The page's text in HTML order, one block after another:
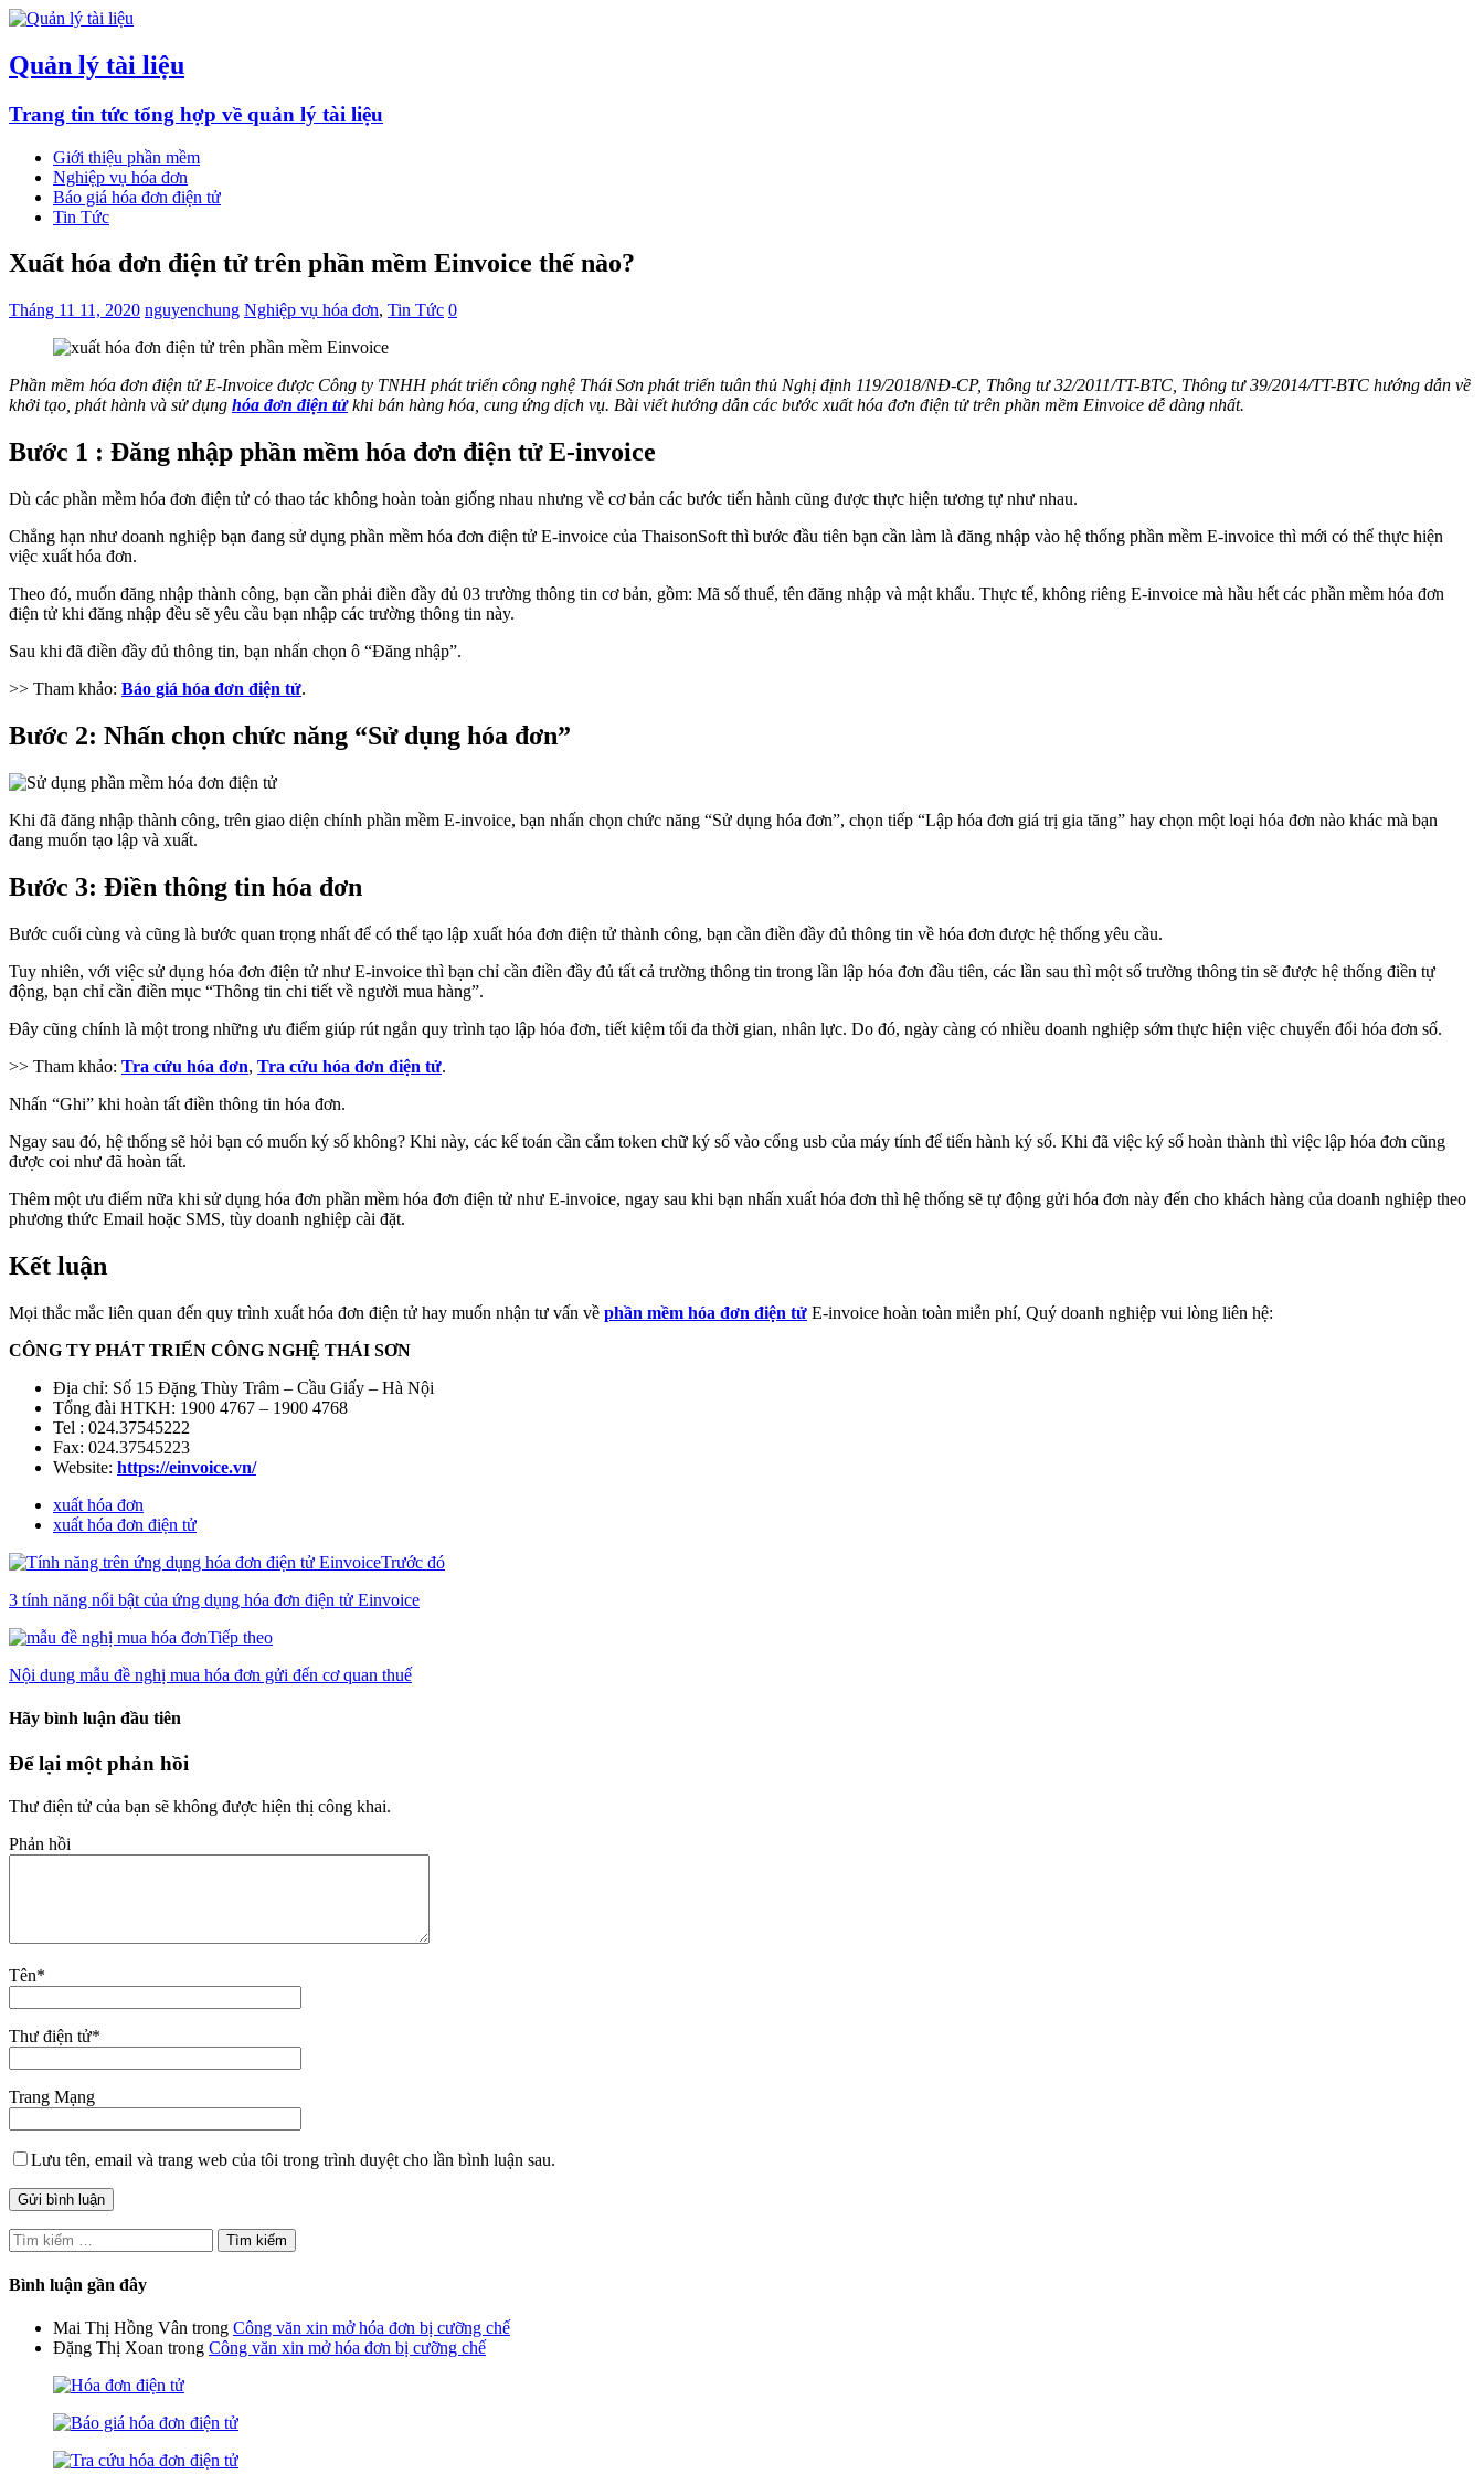
Quản lý tài liệu
Trang tin tức tổng hợp về quản lý tài liệu
Giới thiệu phần mềm
Nghiệp vụ hóa đơn
Báo giá hóa đơn điện tử
Tin Tức
Xuất hóa đơn điện tử trên phần mềm Einvoice thế nào?
Tháng 11 11, 2020 nguyenchung Nghiệp vụ hóa đơn, Tin Tức 0
Phần mềm hóa đơn điện tử E-Invoice được Công ty TNHH phát triển công nghệ Thái Sơn phát triển tuân thủ Nghị định 119/2018/NĐ-CP, Thông tư 32/2011/TT-BTC, Thông tư 39/2014/TT-BTC hướng dẫn về
khởi tạo, phát hành và sử dụng hóa đơn điện tửkhi bán hàng hóa, cung ứng dịch vụ. Bài viết hướng dẫn các bước xuất hóa đơn điện tử trên phần mềm Einvoice dễ dàng nhất.
Bước 1 : Đăng nhập phần mềm hóa đơn điện tử E-invoice
Dù các phần mềm hóa đơn điện tử có thao tác không hoàn toàn giống nhau nhưng về cơ bản các bước tiến hành cũng được thực hiện tương tự như nhau.
Chẳng hạn như doanh nghiệp bạn đang sử dụng phần mềm hóa đơn điện tử E-invoice của ThaisonSoft thì bước đầu tiên bạn cần làm là đăng nhập vào hệ thống phần mềm E-invoice thì mới có thể thực hiện
việc xuất hóa đơn.
Theo đó, muốn đăng nhập thành công, bạn cần phải điền đầy đủ 03 trường thông tin cơ bản, gồm: Mã số thuế, tên đăng nhập và mật khẩu. Thực tế, không riêng E-invoice mà hầu hết các phần mềm hóa đơn
điện tử khi đăng nhập đều sẽ yêu cầu bạn nhập các trường thông tin này.
Sau khi đã điền đầy đủ thông tin, bạn nhấn chọn ô “Đăng nhập”.
>> Tham khảo: Báo giá hóa đơn điện tử.
Bước 2: Nhấn chọn chức năng “Sử dụng hóa đơn”
Khi đã đăng nhập thành công, trên giao diện chính phần mềm E-invoice, bạn nhấn chọn chức năng “Sử dụng hóa đơn”, chọn tiếp “Lập hóa đơn giá trị gia tăng” hay chọn một loại hóa đơn nào khác mà bạn
đang muốn tạo lập và xuất.
Bước 3: Điền thông tin hóa đơn
Bước cuối cùng và cũng là bước quan trọng nhất để có thể tạo lập xuất hóa đơn điện tử thành công, bạn cần điền đầy đủ thông tin về hóa đơn được hệ thống yêu cầu.
Tuy nhiên, với việc sử dụng hóa đơn điện tử như E-invoice thì bạn chỉ cần điền đầy đủ tất cả trường thông tin trong lần lập hóa đơn đầu tiên, các lần sau thì một số trường thông tin sẽ được hệ thống điền tự
động, bạn chỉ cần điền mục “Thông tin chi tiết về người mua hàng”.
Đây cũng chính là một trong những ưu điểm giúp rút ngắn quy trình tạo lập hóa đơn, tiết kiệm tối đa thời gian, nhân lực. Do đó, ngày càng có nhiều doanh nghiệp sớm thực hiện việc chuyển đổi hóa đơn số.
>> Tham khảo: Tra cứu hóa đơn, Tra cứu hóa đơn điện tử.
Nhấn “Ghi” khi hoàn tất điền thông tin hóa đơn.
Ngay sau đó, hệ thống sẽ hỏi bạn có muốn ký số không? Khi này, các kế toán cần cắm token chữ ký số vào cổng usb của máy tính để tiến hành ký số. Khi đã việc ký số hoàn thành thì việc lập hóa đơn cũng
được coi như đã hoàn tất.
Thêm một ưu điểm nữa khi sử dụng hóa đơn phần mềm hóa đơn điện tử như E-invoice, ngay sau khi bạn nhấn xuất hóa đơn thì hệ thống sẽ tự động gửi hóa đơn này đến cho khách hàng của doanh nghiệp theo
phương thức Email hoặc SMS, tùy doanh nghiệp cài đặt.
Kết luận
Mọi thắc mắc liên quan đến quy trình xuất hóa đơn điện tử hay muốn nhận tư vấn về phần mềm hóa đơn điện tử E-invoice hoàn toàn miễn phí, Quý doanh nghiệp vui lòng liên hệ:
CÔNG TY PHÁT TRIỂN CÔNG NGHỆ THÁI SƠN
Địa chỉ: Số 15 Đặng Thùy Trâm – Cầu Giấy – Hà Nội
Tổng đài HTKH: 1900 4767 – 1900 4768
Tel : 024.37545222
Fax: 024.37545223
Website: https://einvoice.vn/
xuất hóa đơn
xuất hóa đơn điện tử
Trước đó
3 tính năng nổi bật của ứng dụng hóa đơn điện tử Einvoice
Tiếp theo
Nội dung mẫu đề nghị mua hóa đơn gửi đến cơ quan thuế
Hãy bình luận đầu tiên
Để lại một phản hồi
Thư điện tử của bạn sẽ không được hiện thị công khai.
Phản hồi
Tên*
Thư điện tử*
Trang Mạng
Lưu tên, email và trang web của tôi trong trình duyệt cho lần bình luận sau.
Tìm
kiếm
cho:
Bình luận gần đây
Mai Thị Hồng Vân trong Công văn xin mở hóa đơn bị cưỡng chế
Đặng Thị Xoan trong Công văn xin mở hóa đơn bị cưỡng chế